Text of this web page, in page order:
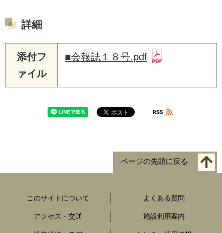
詳細
添付フ
ァイル
■会報誌１８号.pdf
ページの先頭に戻る
このサイトについて よくある質問
アクセス・交通 施設利用案内